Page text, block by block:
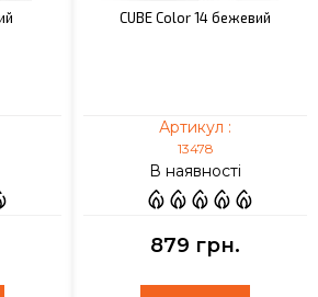
CUBE Color 14 бежевий
Артикул :
13478
В наявності
879 грн.